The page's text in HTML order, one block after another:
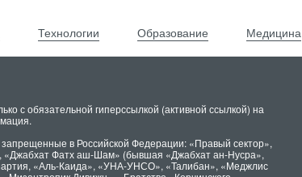
Технологии Образование Медицина
с обязательной гиперссылкой (активной ссылкой) на
в Российской Федерации: «Правый сектор»,
«Джабхат Фатх аш-Шам» (бывшая «Джабхат ан-Нусра»,
«Аль-Каида», «УНА-УНСО», «Талибан», «Меджлис